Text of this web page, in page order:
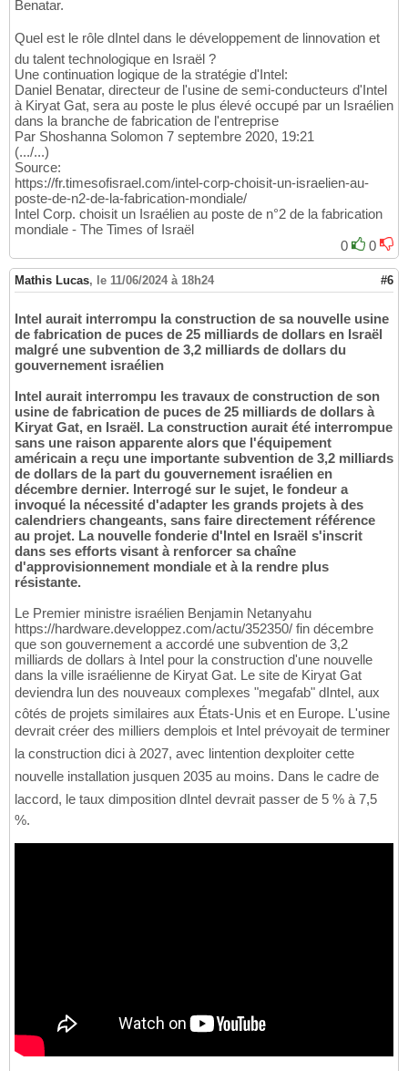
Benatar.
Quel est le rôle dIntel dans le développement de linnovation et
du talent technologique en Israël ?
Une continuation logique de la stratégie d'Intel:
Daniel Benatar, directeur de l'usine de semi-conducteurs d'Intel
à Kiryat Gat, sera au poste le plus élevé occupé par un Israélien
dans la branche de fabrication de l'entreprise
Par Shoshanna Solomon 7 septembre 2020, 19:21
(.../...)
Source:
https://fr.timesofisrael.com/intel-corp-choisit-un-israelien-au-
poste-de-n2-de-la-fabrication-mondiale/
Intel Corp. choisit un Israélien au poste de n°2 de la fabrication
mondiale - The Times of Israël
0
0
Mathis Lucas, le 11/06/2024 à 18h24 #6
Intel aurait interrompu la construction de sa nouvelle usine
de fabrication de puces de 25 milliards de dollars en Israël
malgré une subvention de 3,2 milliards de dollars du
gouvernement israélien
Intel aurait interrompu les travaux de construction de son
usine de fabrication de puces de 25 milliards de dollars à
Kiryat Gat, en Israël. La construction aurait été interrompue
sans une raison apparente alors que l'équipement
américain a reçu une importante subvention de 3,2 milliards
de dollars de la part du gouvernement israélien en
décembre dernier. Interrogé sur le sujet, le fondeur a
invoqué la nécessité d'adapter les grands projets à des
calendriers changeants, sans faire directement référence
au projet. La nouvelle fonderie d'Intel en Israël s'inscrit
dans ses efforts visant à renforcer sa chaîne
d'approvisionnement mondiale et à la rendre plus
résistante.
Le Premier ministre israélien Benjamin Netanyahu
https://hardware.developpez.com/actu/352350/ fin décembre
que son gouvernement a accordé une subvention de 3,2
milliards de dollars à Intel pour la construction d'une nouvelle
dans la ville israélienne de Kiryat Gat. Le site de Kiryat Gat
deviendra lun des nouveaux complexes "megafab" dIntel, aux
côtés de projets similaires aux États-Unis et en Europe. L'usine
devrait créer des milliers demplois et Intel prévoyait de terminer
la construction dici à 2027, avec lintention dexploiter cette
nouvelle installation jusquen 2035 au moins. Dans le cadre de
laccord, le taux dimposition dIntel devrait passer de 5 % à 7,5
%.